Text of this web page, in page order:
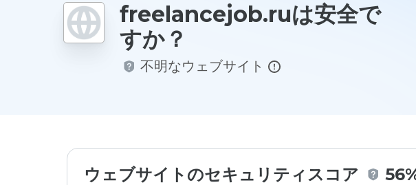
freelancejob.ruは安全で
すか？
不明なウェブサイト
ウェブサイトのセキュリティスコア